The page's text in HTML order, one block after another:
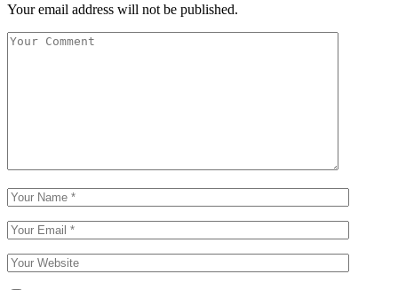
Your email address will not be published.